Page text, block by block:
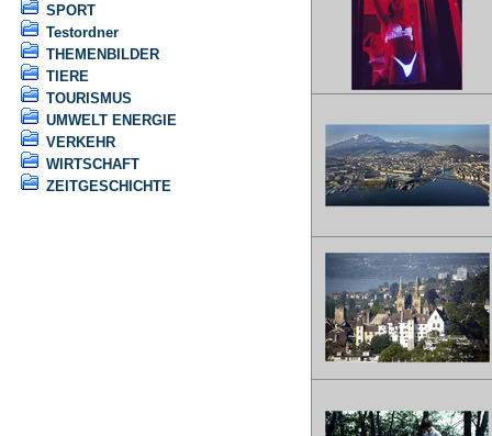
SPORT
Testordner
THEMENBILDER
TIERE
TOURISMUS
UMWELT ENERGIE
VERKEHR
WIRTSCHAFT
ZEITGESCHICHTE